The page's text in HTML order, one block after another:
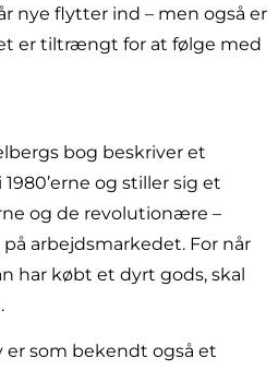
nye flytter ind – men også er
er tiltrængt for at følge med
bog beskriver et
og stiller sig et
og de revolutionære –
arbejdsmarkedet. For når
har købt et dyrt gods, skal
som bekendt også et